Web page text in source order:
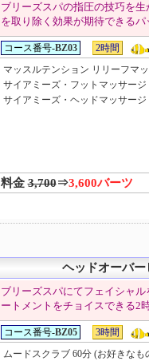
ブリーズスパの指圧の技巧を
を取り除く効果が期待できる
コース番号-BZ03
2時間
マッスルテンション リリーフマ
サイアミーズ・フットマッサージ
サイアミーズ・ヘッドマッサージ
料金3,700⇒3,600バーツ
ヘッドオーバー
ブリーズスパにてフェイシャ
ートメントをチョイスできる2
コース番号-BZ05
3時間
ムードスクラブ 60分 (お好きなも